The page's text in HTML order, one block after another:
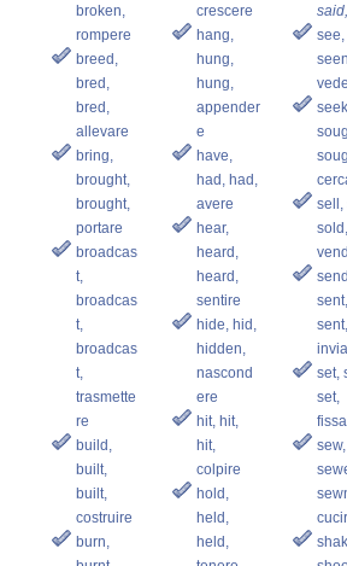
broken,
rompere
breed,
bred,
bred,
allevare
bring,
brought,
brought,
portare
broadcas
t,
broadcas
t,
broadcas
t,
trasmette
re
build,
built,
built,
costruire
burn,
crescere
hang,
hung,
hung,
appender
e
have,
had, had,
avere
hear,
heard,
heard,
sentire
hide, hid,
hidden,
nascond
ere
hit, hit,
hit,
colpire
hold,
held,
held,
see,
seen,
seek,
sell,
sold,
send,
sent,
sent,
set,
set,
sew,